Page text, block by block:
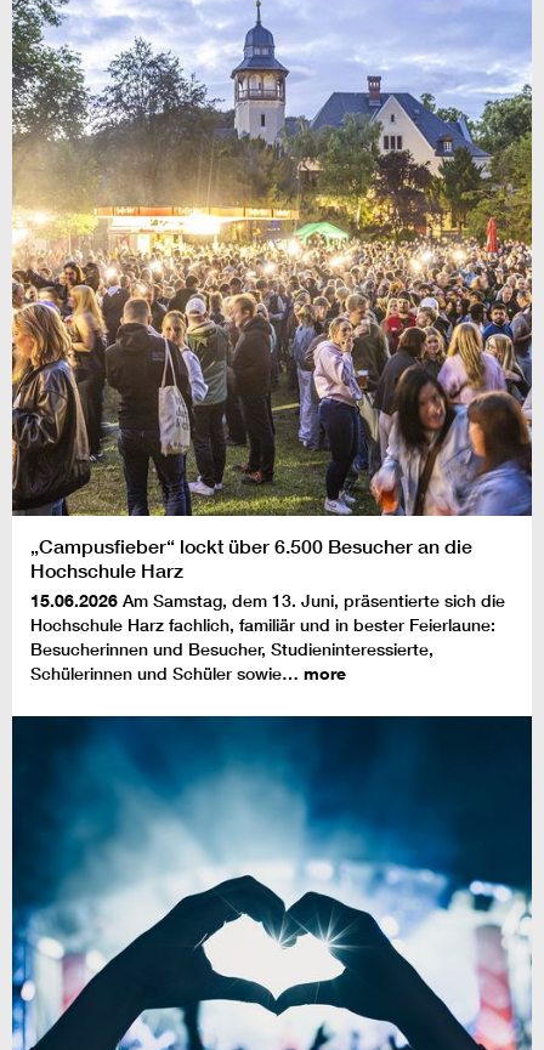
„Campusfieber“ lockt über 6.500 Besucher an die
Hochschule Harz
15.06.2026 Am Samstag, dem 13. Juni, präsentierte sich die
Hochschule Harz fachlich, familiär und in bester Feierlaune:
Besucherinnen und Besucher, Studieninteressierte,
Schülerinnen und Schüler sowie… more